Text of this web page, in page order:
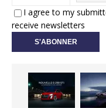
I agree to my
receive newsletters